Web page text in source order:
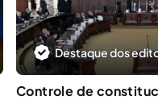
Destaque dos
Controle de